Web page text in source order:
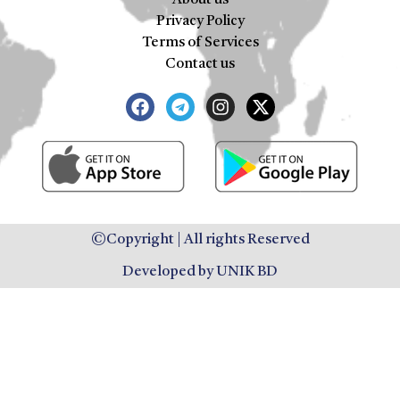
Privacy Policy
Terms of Services
Contact us
©Copyright | All rights Reserved
Developed by UNIK BD